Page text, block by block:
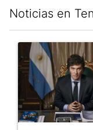
Noticias en
Un artículo de